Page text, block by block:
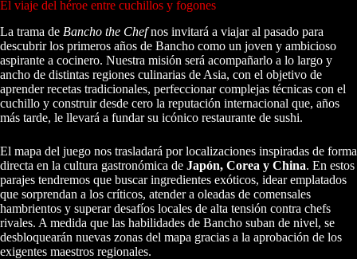
El viaje del héroe entre cuchillos y fogones
La trama de Bancho the Chefnos invitará a viajar al pasado para
descubrir los primeros años de Bancho como un joven y ambicioso
aspirante a cocinero. Nuestra misión será acompañarlo a lo largo y
ancho de distintas regiones culinarias de Asia, con el objetivo de
aprender recetas tradicionales, perfeccionar complejas técnicas con el
cuchillo y construir desde cero la reputación internacional que, años
más tarde, le llevará a fundar su icónico restaurante de sushi.
El mapa del juego nos trasladará por localizaciones inspiradas de forma
directa en la cultura gastronómica de Japón, Corea y China. En estos
parajes tendremos que buscar ingredientes exóticos, idear emplatados
que sorprendan a los críticos, atender a oleadas de comensales
hambrientos y superar desafíos locales de alta tensión contra chefs
rivales. A medida que las habilidades de Bancho suban de nivel, se
desbloquearán nuevas zonas del mapa gracias a la aprobación de los
exigentes maestros regionales.